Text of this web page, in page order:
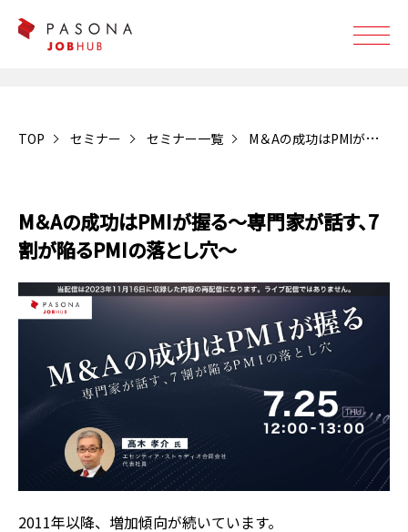
TOP セミナー セミナー一覧 M＆Aの成功はPMIが握る～専門家が話す、7割が陥るPMIの落とし穴～
M＆Aの成功はPMIが握る～専門家が話す、7
割が陥るPMIの落とし穴～
2011年以降、増加傾向が続いています。